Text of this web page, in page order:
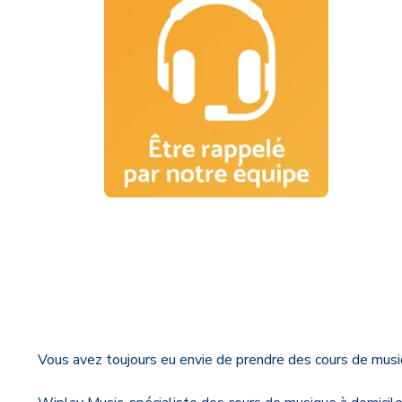
Vous avez toujours eu envie de prendre des cours de